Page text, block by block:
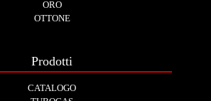
ORO
OTTONE
Prodotti
CATALOGO